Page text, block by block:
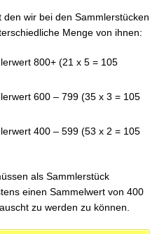
den wir bei den Sammlerstücken
Menge von ihnen:
800+ (21 x 5 = 105
600 – 799 (35 x 3 = 105
400 – 599 (53 x 2 = 105
als Sammlerstück
einen Sammelwert von 400
zu werden zu können.